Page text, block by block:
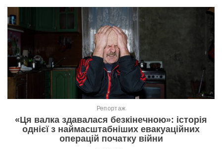
Репортаж
«Ця валка здавалася безкінечною»: історія
однієї з наймасштабніших евакуаційних
операцій початку війни